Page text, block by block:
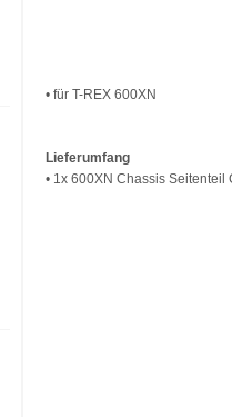
• für T-REX 600XN
Lieferumfang
• 1x 600XN Chassis Seitenteil